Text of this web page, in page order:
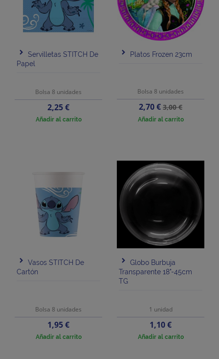
Servilletas STITCH De
Papel
Bolsa 8 unidades
Precio
2,25 €
Añadir al carrito
Platos Frozen 23cm
Bolsa 8 unidades
Precio
2,70 €Precio
base
3,00 €
Añadir al carrito
Vasos STITCH De
Cartón
Bolsa 8 unidades
Precio
1,95 €
Añadir al carrito
Globo Burbuja
Transparente 18"-45cm
TG
1 unidad
Precio
1,10 €
Añadir al carrito